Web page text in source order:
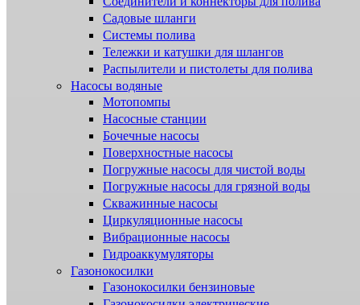
Садовые шланги
Системы полива
Тележки и катушки для шлангов
Распылители и пистолеты для полива
Насосы водяные
Мотопомпы
Насосные станции
Бочечные насосы
Поверхностные насосы
Погружные насосы для чистой воды
Погружные насосы для грязной воды
Скважинные насосы
Циркуляционные насосы
Вибрационные насосы
Гидроаккумуляторы
Газонокосилки
Газонокосилки бензиновые